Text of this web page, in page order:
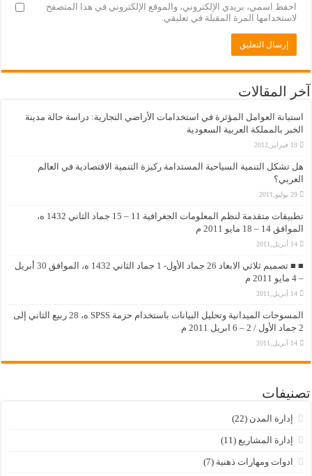
احفظ اسمي، بريدي الإلكتروني، والموقع الإلكتروني في هذا المتصفح
لاستخدامها المرة المقبلة في تعليقي.
آخر المقالات
استبانة العوامل المؤثرة في استخدامات الأراضي التجارية: دراسة حالة مدينة
الخبر بالمملكة العربية السعودية
19 فبراير,2012
هل تشكل التنمية السياحية المستدامة ركيزة التنمية الاقتصادية في العالم
العربي؟
29 يوليو,2011
تطبيقات متقدمة لنظم المعلومات الجغرافية 11 – 15 جماد الثاني 1432 ه،
الموافق 14 – 18 مايو 2011 م
14 أبريل,2011
■ ■ تصميم ثلاثي الابعاد 26 جماد الأول- 1 جماد الثاني 1432 ه، الموافق 30 أبريل
– 4 مايو 2011 م
14 أبريل,2011
المسوحات الميدانية وتحليل البيانات باستخدام حزمة SPSS ه، 28 ربيع الثاني إلى
2 جماد الأول / 2 – 6 ابريل 2011 م
14 أبريل,2011
تصنيفات
إدارة المدن (22)
إدارة المشاريع (11)
ادوات ومهارات ذهنية (7)